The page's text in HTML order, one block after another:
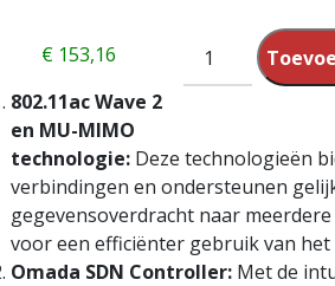
€153,16
802.11ac Wave 2
en MU-MIMO
technologie: Deze technologieën
verbindingen en ondersteunen
gegevensoverdracht naar
voor een efficiënter gebruik van het
Omada SDN Controller: Met de